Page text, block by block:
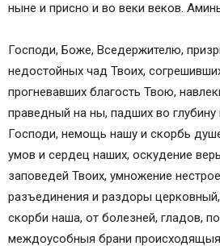
ныне и присно и во веки веков.
Господи, Боже, Вседержителю,
недостойных чад Твоих,
прогневавших благость Твою,
праведный на ны, падших во
Господи, немощь нашу и скорбь
умов и сердец наших, оскудение
заповедей Твоих, умножение
разъединения и раздоры
скорби наша, от болезней, гладов,
междоусобныя брани